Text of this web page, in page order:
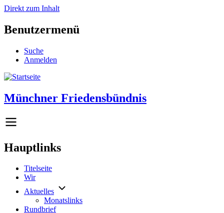
Direkt zum Inhalt
Benutzermenü
Suche
Anmelden
Münchner Friedensbündnis
Hauptlinks
Titelseite
Wir
Aktuelles
Monatslinks
Rundbrief